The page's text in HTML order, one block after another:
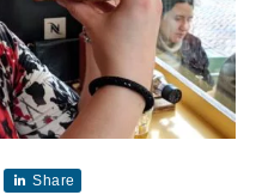
Share